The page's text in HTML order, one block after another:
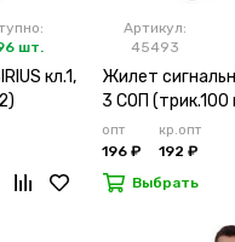
шт.
кл.1,
Артикул:
45493
Жилет
3 СОП (трик.100
оранжевый
опт
196 ₽
кр.опт
192 ₽
Выбрать